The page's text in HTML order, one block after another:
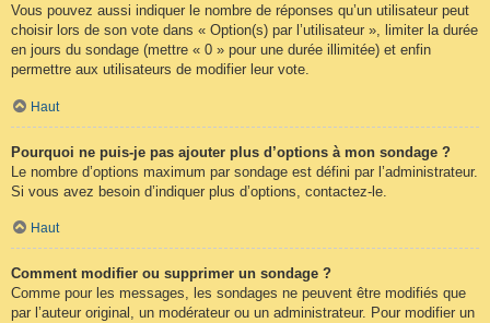
Vous pouvez aussi indiquer le nombre de réponses qu’un utilisateur peut
choisir lors de son vote dans « Option(s) par l’utilisateur », limiter la durée
en jours du sondage (mettre « 0 » pour une durée illimitée) et enfin
permettre aux utilisateurs de modifier leur vote.
Haut
Pourquoi ne puis-je pas ajouter plus d’options à mon sondage ?
Le nombre d’options maximum par sondage est défini par l’administrateur.
Si vous avez besoin d’indiquer plus d’options, contactez-le.
Haut
Comment modifier ou supprimer un sondage ?
Comme pour les messages, les sondages ne peuvent être modifiés que
par l’auteur original, un modérateur ou un administrateur. Pour modifier un